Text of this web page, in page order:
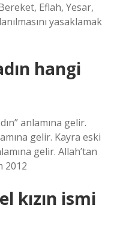
Eflah, Yesar,
yasaklamak
hangi
anlamına gelir.
gelir. Kayra eski
gelir. Allah’tan
2012
kızın ismi